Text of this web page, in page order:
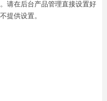
请在后台产品管理直接设置好
提供设置。